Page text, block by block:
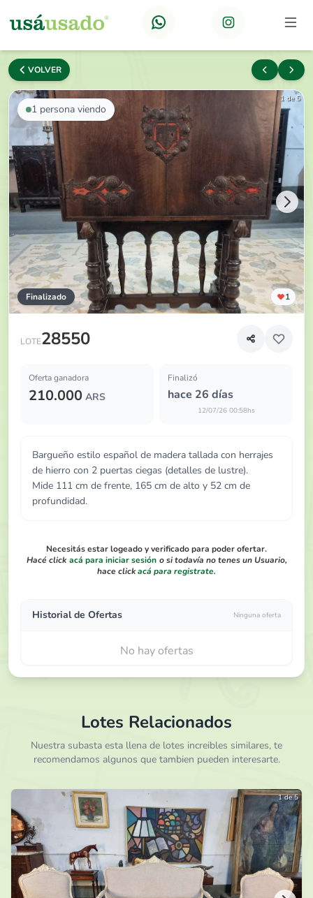
VOLVER
1 persona viendo
Finalizado 1
1 de 5
LOTE28550
Bargueño estilo español de madera tallada con herrajes
Oferta ganadora
210.000 ARS
Finalizó
hace 26 días
12/07/26 00:58hs
Bargueño estilo español de madera tallada con herrajes
de hierro con 2 puertas ciegas (detalles de lustre).
Mide 111 cm de frente, 165 cm de alto y 52 cm de
profundidad.
Necesitás estar logeado y verificado para poder ofertar.
Hacé click acá para iniciar sesión o si todavía no tenes un Usuario,
hace clickacá para registrate.
Historial de Ofertas Ninguna oferta
No hay ofertas
Lotes Relacionados
Nuestra subasta esta llena de lotes increibles similares, te
recomendamos algunos que tambien pueden interesarte.
1 de 5